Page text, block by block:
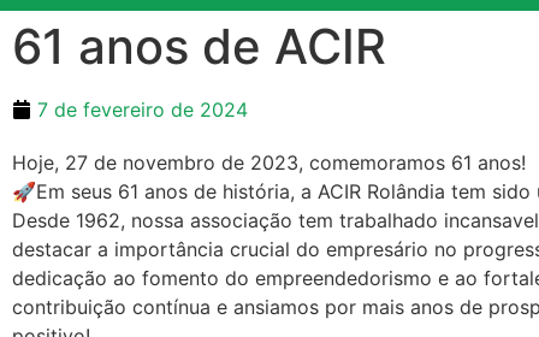
61 anos de ACIR
7 de fevereiro de 2024
Hoje, 27 de novembro de 2023, comemoramos 61 anos!
🚀Em seus 61 anos de história, a ACIR Rolândia tem
Desde 1962, nossa associação tem trabalhado
destacar a importância crucial do empresário no
dedicação ao fomento do empreendedorismo e ao
contribuição contínua e ansiamos por mais anos de